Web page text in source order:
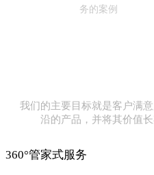
务的案例
我们的主要目标就是客户满
沿的产品，并将其价值
360°管家式服务